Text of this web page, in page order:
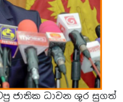
ජාතික ධාවන ශූර සුගත්